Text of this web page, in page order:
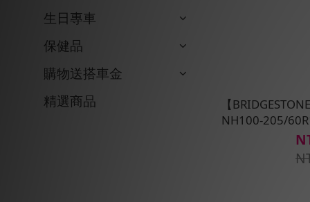
生日專車
保健品
購物送搭車金
精選商品
【
NH100-205/